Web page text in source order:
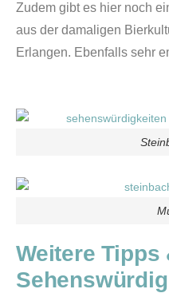
Zudem gibt es hier noch
aus der damaligen
Erlangen. Ebenfalls sehr
Weitere Tipps